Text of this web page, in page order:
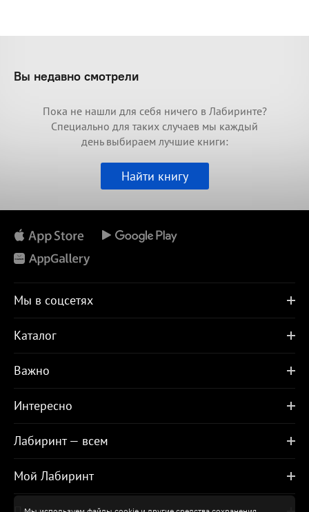
Вы недавно смотрели
Пока не нашли для себя ничего в Лабиринте?
Специально для таких случаев мы каждый
день выбираем лучшие книги:
Найти книгу
Мы в соцсетях
Каталог
Важно
Интересно
Лабиринт — всем
Мой Лабиринт